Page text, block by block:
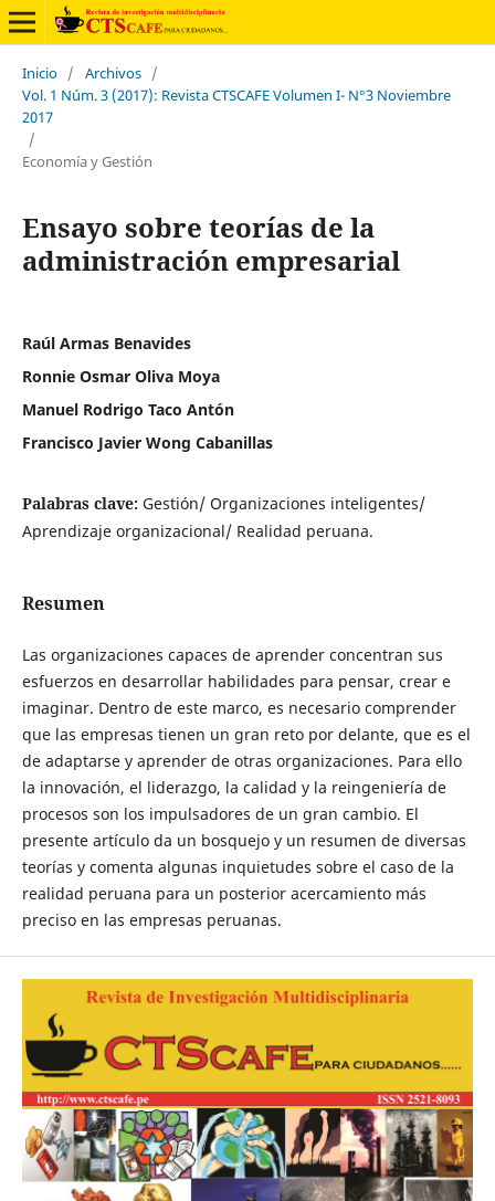
Inicio / Archivos /
Vol. 1 Núm. 3 (2017): Revista CTSCAFE Volumen I- N°3 Noviembre
2017
/
Economía y Gestión
Ensayo sobre teorías de la
administración empresarial
Raúl Armas Benavides
Ronnie Osmar Oliva Moya
Manuel Rodrigo Taco Antón
Francisco Javier Wong Cabanillas
Palabras clave: Gestión/ Organizaciones inteligentes/
Aprendizaje organizacional/ Realidad peruana.
Resumen
Las organizaciones capaces de aprender concentran sus
esfuerzos en desarrollar habilidades para pensar, crear e
imaginar. Dentro de este marco, es necesario comprender
que las empresas tienen un gran reto por delante, que es el
de adaptarse y aprender de otras organizaciones. Para ello
la innovación, el liderazgo, la calidad y la reingeniería de
procesos son los impulsadores de un gran cambio. El
presente artículo da un bosquejo y un resumen de diversas
teorías y comenta algunas inquietudes sobre el caso de la
realidad peruana para un posterior acercamiento más
preciso en las empresas peruanas.